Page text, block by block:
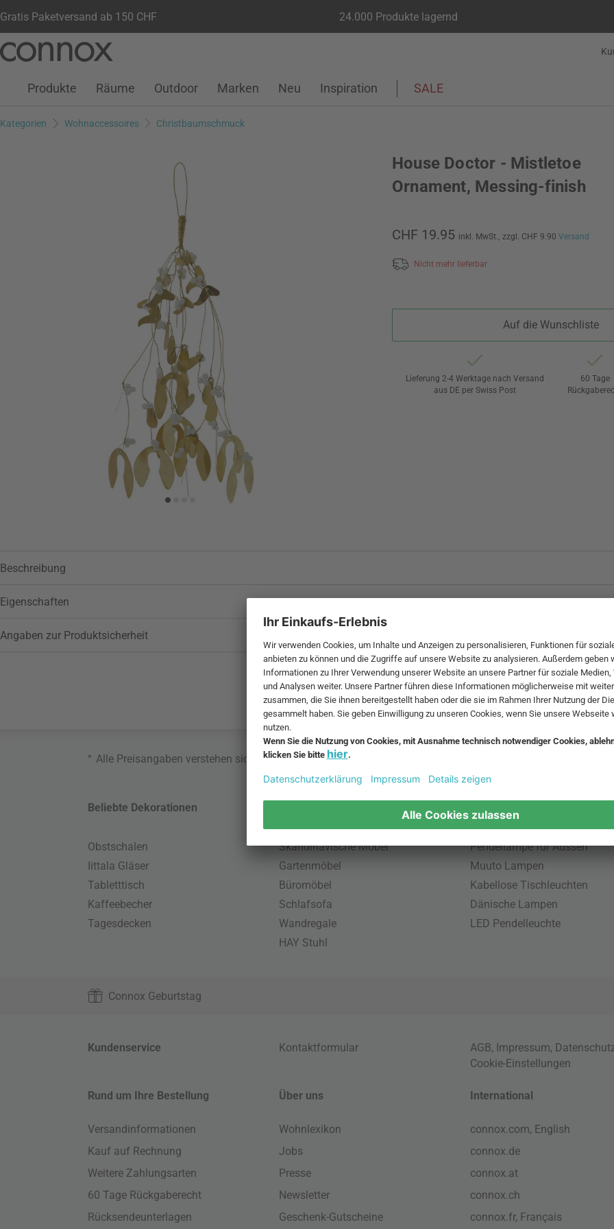
Gratis Paketversand ab 150 CHF 24.000 Produkte lagernd
Seiteninhalt
Suchfeld
Kundenkonto
Wunschliste
Warenkorb
Produkte Räume Outdoor Marken Neu Inspiration SALE
Kategorien Wohnaccessoires Christbaumschmuck
House Doctor - Mistletoe
Ornament, Messing-finish
CHF 19.95 inkl. MwSt., zzgl. CHF 9.90 Versand
Nicht mehr lieferbar
Auf die Wunschliste
Lieferung 2-4 Werktage nach Versand
aus DE per Swiss Post
60 Tage
Beschreibung
Eigenschaften
Angaben zur Produktsicherheit
* Alle Preisangaben verstehen sich inklusive MwSt. und zzgl.
Beliebte Dekorationen
Obstschalen
Iittala Gläser
Tabletttisch
Kaffeebecher
Tagesdecken
Skandinavische Möbel
Gartenmöbel
Büromöbel
Schlafsofa
Wandregale
HAY Stuhl
Beliebte Leuchten
Pendellampe für Aussen
Muuto Lampen
Kabellose Tischleuchten
Dänische Lampen
LED Pendelleuchte
Connox Geburtstag
Kundenservice Kontaktformular AGB, Impressum,
Cookie-Einstellungen
Rund um Ihre Bestellung
Versandinformationen
Kauf auf Rechnung
Weitere Zahlungsarten
60 Tage Rückgaberecht
Rücksendeunterlagen
Über uns
Wohnlexikon
Jobs
Presse
Newsletter
Geschenk-Gutscheine
International
connox.com, English
connox.de
connox.at
connox.ch
connox.fr, Français